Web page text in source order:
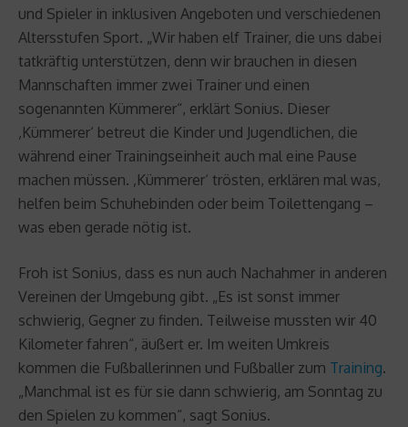
und Spieler in inklusiven Angeboten und verschiedenen
Altersstufen Sport. „Wir haben elf Trainer, die uns dabei
tatkräftig unterstützen, denn wir brauchen in diesen
Mannschaften immer zwei Trainer und einen
sogenannten Kümmerer“, erklärt Sonius. Dieser
‚Kümmerer‘ betreut die Kinder und Jugendlichen, die
während einer Trainingseinheit auch mal eine Pause
machen müssen. ‚Kümmerer‘ trösten, erklären mal was,
helfen beim Schuhebinden oder beim Toilettengang –
was eben gerade nötig ist.
Froh ist Sonius, dass es nun auch Nachahmer in anderen
Vereinen der Umgebung gibt. „Es ist sonst immer
schwierig, Gegner zu finden. Teilweise mussten wir 40
Kilometer fahren“, äußert er. Im weiten Umkreis
kommen die Fußballerinnen und Fußballer zum Training.
„Manchmal ist es für sie dann schwierig, am Sonntag zu
den Spielen zu kommen“, sagt Sonius.